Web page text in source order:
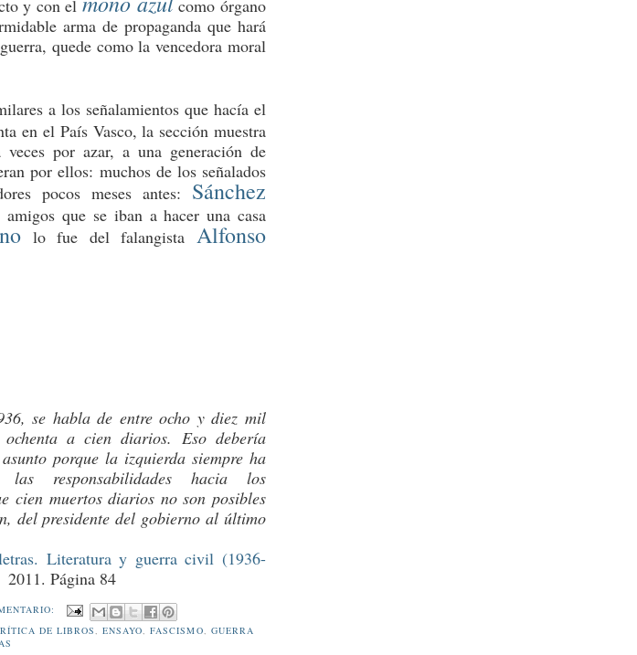
y con el
como órgano
arma de propaganda que hará
quede como la vencedora moral
a los señalamientos que hacía el
en el País Vasco, la sección muestra
por azar, a una generación de
por ellos: muchos de los señalados
pocos meses antes: Sánchez
amigos que se iban a hacer una casa
lo fue del falangista Alfonso
se habla de entre ocho y diez mil
a cien diarios. Eso debería
porque la izquierda siempre ha
responsabilidades hacia los
cien muertos diarios no son posibles
del presidente del gobierno al último
Literatura y guerra civil (1936-
Página 84
DE LIBROS ,ENSAYO ,FASCISMO
GUERRA